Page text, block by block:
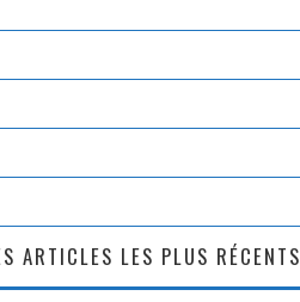
ARTICLES LES PLUS RÉCENTS